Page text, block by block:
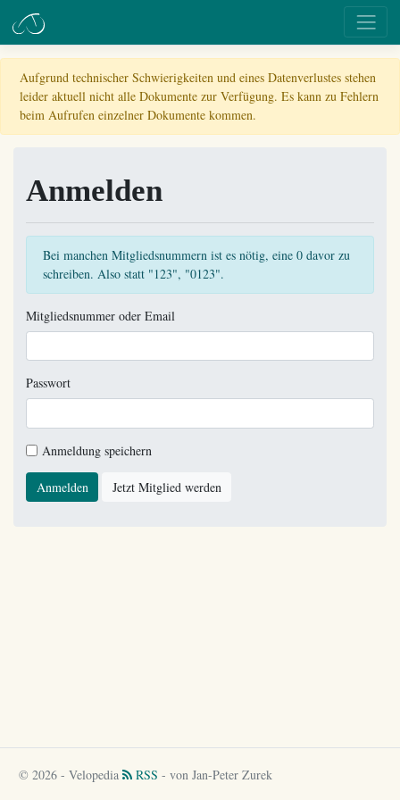
Aufgrund technischer Schwierigkeiten und eines Datenverlustes stehen
leider aktuell nicht alle Dokumente zur Verfügung. Es kann zu Fehlern
beim Aufrufen einzelner Dokumente kommen.
Anmelden
Bei manchen Mitgliedsnummern ist es nötig, eine 0 davor zu
schreiben. Also statt "123", "0123".
Mitgliedsnummer oder Email
Passwort
Anmeldung speichern
Anmelden Jetzt Mitglied werden
© 2026 - Velopedia RSS - von Jan-Peter Zurek